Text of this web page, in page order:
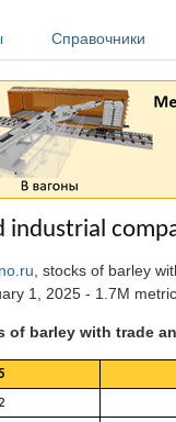
Справочники
, stocks of barley
1, 2025 - 1.7M
of barley with trade